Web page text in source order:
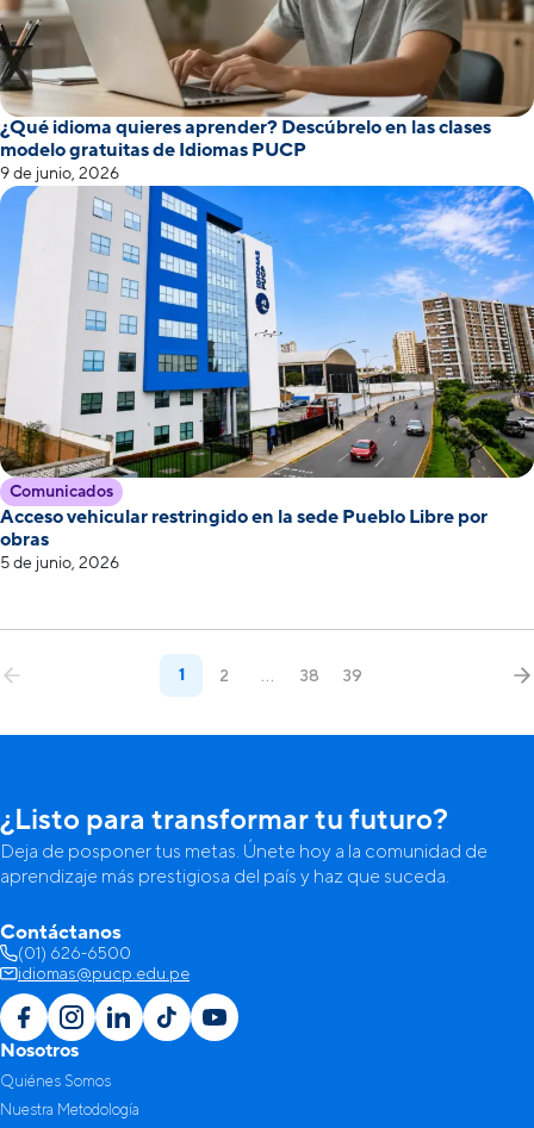
¿Qué idioma quieres aprender? Descúbrelo en las clases
modelo gratuitas de Idiomas PUCP
9 de junio, 2026
Comunicados
Acceso vehicular restringido en la sede Pueblo Libre por
obras
5 de junio, 2026
1 2 … 38 39
¿Listo para transformar tu futuro?
Deja de posponer tus metas. Únete hoy a la comunidad de
aprendizaje más prestigiosa del país y haz que suceda.
Contáctanos
(01) 626-6500
idiomas@pucp.edu.pe
Nosotros
Quiénes Somos
Nuestra Metodología